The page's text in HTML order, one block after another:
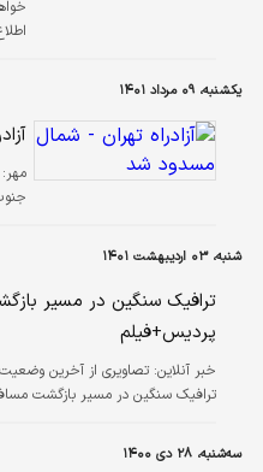
یکشنبه، ۰۹ مرداد ۱۴۰۱
مهر:
شنبه، ۰۳ اردیبهشت ۱۴۰۱
ترافیک سنگین در مسیر
پردیس+فیلم
خبر آنلاین: تصاویری از آخرین وضعیت
ترافیک سنگین در مسیر بازگشت
سه‌شنبه، ۲۸ دی ۱۴۰۰